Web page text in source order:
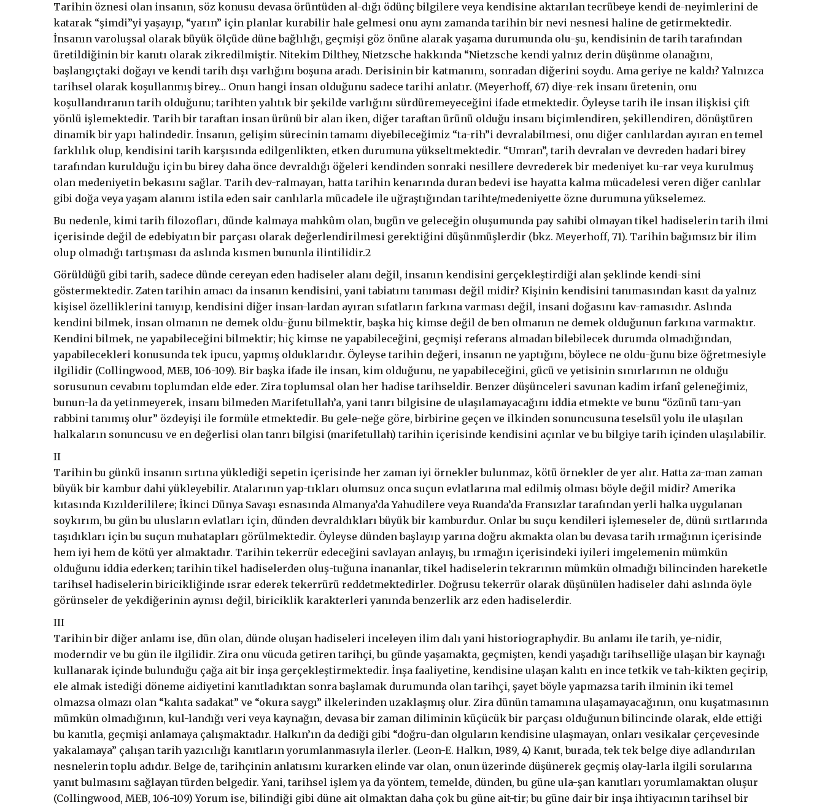
Tarihin öznesi olan insanın, söz konusu devasa örüntüden al-dığı ödünç bilgilere veya kendisine aktarılan tecrübeye kendi de-neyimlerini de
katarak “şimdi”yi yaşayıp, “yarın” için planlar kurabilir hale gelmesi onu aynı zamanda tarihin bir nevi nesnesi haline de getirmektedir.
İnsanın varoluşsal olarak büyük ölçüde düne bağlılığı, geçmişi göz önüne alarak yaşama durumunda olu-şu, kendisinin de tarih tarafından
üretildiğinin bir kanıtı olarak zikredilmiştir. Nitekim Dilthey, Nietzsche hakkında “Nietzsche kendi yalnız derin düşünme olanağını,
başlangıçtaki doğayı ve kendi tarih dışı varlığını boşuna aradı. Derisinin bir katmanını, sonradan diğerini soydu. Ama geriye ne kaldı? Yalnızca
tarihsel olarak koşullanmış birey… Onun hangi insan olduğunu sadece tarihi anlatır. (Meyerhoff, 67) diye-rek insanı üretenin, onu
koşullandıranın tarih olduğunu; tarihten yalıtık bir şekilde varlığını sürdüremeyeceğini ifade etmektedir. Öyleyse tarih ile insan ilişkisi çift
yönlü işlemektedir. Tarih bir taraftan insan ürünü bir alan iken, diğer taraftan ürünü olduğu insanı biçimlendiren, şekillendiren, dönüştüren
dinamik bir yapı halindedir. İnsanın, gelişim sürecinin tamamı diyebileceğimiz “ta-rih”i devralabilmesi, onu diğer canlılardan ayıran en temel
farklılık olup, kendisini tarih karşısında edilgenlikten, etken durumuna yükseltmektedir. “Umran”, tarih devralan ve devreden hadari birey
tarafından kurulduğu için bu birey daha önce devraldığı öğeleri kendinden sonraki nesillere devrederek bir medeniyet ku-rar veya kurulmuş
olan medeniyetin bekasını sağlar. Tarih dev-ralmayan, hatta tarihin kenarında duran bedevi ise hayatta kalma mücadelesi veren diğer canlılar
gibi doğa veya yaşam alanını istila eden sair canlılarla mücadele ile uğraştığından tarihte/medeniyette özne durumuna yükselemez.
Bu nedenle, kimi tarih filozofları, dünde kalmaya mahkûm olan, bugün ve geleceğin oluşumunda pay sahibi olmayan tikel hadiselerin tarih ilmi
içerisinde değil de edebiyatın bir parçası olarak değerlendirilmesi gerektiğini düşünmüşlerdir (bkz. Meyerhoff, 71). Tarihin bağımsız bir ilim
olup olmadığı tartışması da aslında kısmen bununla ilintilidir.2
Görüldüğü gibi tarih, sadece dünde cereyan eden hadiseler alanı değil, insanın kendisini gerçekleştirdiği alan şeklinde kendi-sini
göstermektedir. Zaten tarihin amacı da insanın kendisini, yani tabiatını tanıması değil midir? Kişinin kendisini tanımasından kasıt da yalnız
kişisel özelliklerini tanıyıp, kendisini diğer insan-lardan ayıran sıfatların farkına varması değil, insani doğasını kav-ramasıdır. Aslında
kendini bilmek, insan olmanın ne demek oldu-ğunu bilmektir, başka hiç kimse değil de ben olmanın ne demek olduğunun farkına varmaktır.
Kendini bilmek, ne yapabileceğini bilmektir; hiç kimse ne yapabileceğini, geçmişi referans almadan bilebilecek durumda olmadığından,
yapabilecekleri konusunda tek ipucu, yapmış olduklarıdır. Öyleyse tarihin değeri, insanın ne yaptığını, böylece ne oldu-ğunu bize öğretmesiyle
ilgilidir (Collingwood, MEB, 106-109). Bir başka ifade ile insan, kim olduğunu, ne yapabileceğini, gücü ve yetisinin sınırlarının ne olduğu
sorusunun cevabını toplumdan elde eder. Zira toplumsal olan her hadise tarihseldir. Benzer düşünceleri savunan kadim irfanî geleneğimiz,
bunun-la da yetinmeyerek, insanı bilmeden Marifetullah’a, yani tanrı bilgisine de ulaşılamayacağını iddia etmekte ve bunu “özünü tanı-yan
rabbini tanımış olur” özdeyişi ile formüle etmektedir. Bu gele-neğe göre, birbirine geçen ve ilkinden sonuncusuna teselsül yolu ile ulaşılan
halkaların sonuncusu ve en değerlisi olan tanrı bilgisi (marifetullah) tarihin içerisinde kendisini açınlar ve bu bilgiye tarih içinden ulaşılabilir.
II
Tarihin bu günkü insanın sırtına yüklediği sepetin içerisinde her zaman iyi örnekler bulunmaz, kötü örnekler de yer alır. Hatta za-man zaman
büyük bir kambur dahi yükleyebilir. Atalarının yap-tıkları olumsuz onca suçun evlatlarına mal edilmiş olması böyle değil midir? Amerika
kıtasında Kızılderililere; İkinci Dünya Savaşı esnasında Almanya’da Yahudilere veya Ruanda’da Fransızlar tarafından yerli halka uygulanan
soykırım, bu gün bu ulusların evlatları için, dünden devraldıkları büyük bir kamburdur. Onlar bu suçu kendileri işlemeseler de, dünü sırtlarında
taşıdıkları için bu suçun muhatapları görülmektedir. Öyleyse dünden başlayıp yarına doğru akmakta olan bu devasa tarih ırmağının içerisinde
hem iyi hem de kötü yer almaktadır. Tarihin tekerrür edeceğini savlayan anlayış, bu ırmağın içerisindeki iyileri imgelemenin mümkün
olduğunu iddia ederken; tarihin tikel hadiselerden oluş-tuğuna inananlar, tikel hadiselerin tekrarının mümkün olmadığı bilincinden hareketle
tarihsel hadiselerin biricikliğinde ısrar ederek tekerrürü reddetmektedirler. Doğrusu tekerrür olarak düşünülen hadiseler dahi aslında öyle
görünseler de yekdiğerinin aynısı değil, biriciklik karakterleri yanında benzerlik arz eden hadiselerdir.
III
Tarihin bir diğer anlamı ise, dün olan, dünde oluşan hadiseleri inceleyen ilim dalı yani historiographydir. Bu anlamı ile tarih, ye-nidir,
moderndir ve bu gün ile ilgilidir. Zira onu vücuda getiren tarihçi, bu günde yaşamakta, geçmişten, kendi yaşadığı tarihselliğe ulaşan bir kaynağı
kullanarak içinde bulunduğu çağa ait bir inşa gerçekleştirmektedir. İnşa faaliyetine, kendisine ulaşan kalıtı en ince tetkik ve tah-kikten geçirip,
ele almak istediği döneme aidiyetini kanıtladıktan sonra başlamak durumunda olan tarihçi, şayet böyle yapmazsa tarih ilminin iki temel
olmazsa olmazı olan “kalıta sadakat” ve “okura saygı” ilkelerinden uzaklaşmış olur. Zira dünün tamamına ulaşamayacağının, onu kuşatmasının
mümkün olmadığının, kul-landığı veri veya kaynağın, devasa bir zaman diliminin küçücük bir parçası olduğunun bilincinde olarak, elde ettiği
bu kanıtla, geçmişi anlamaya çalışmaktadır. Halkın’ın da dediği gibi “doğru-dan olguların kendisine ulaşmayan, onları vesikalar çerçevesinde
yakalamaya” çalışan tarih yazıcılığı kanıtların yorumlanmasıyla ilerler. (Leon-E. Halkın, 1989, 4) Kanıt, burada, tek tek belge diye adlandırılan
nesnelerin toplu adıdır. Belge de, tarihçinin anlatısını kurarken elinde var olan, onun üzerinde düşünerek geçmiş olay-larla ilgili sorularına
yanıt bulmasını sağlayan türden belgedir. Yani, tarihsel işlem ya da yöntem, temelde, dünden, bu güne ula-şan kanıtları yorumlamaktan oluşur
(Collingwood, MEB, 106-109) Yorum ise, bilindiği gibi düne ait olmaktan daha çok bu güne ait-tir; bu güne dair bir inşa ihtiyacının tarihsel bir